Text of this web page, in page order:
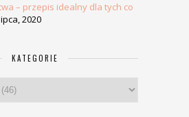
– przepis idealny dla tych co
2020
KATEGORIE